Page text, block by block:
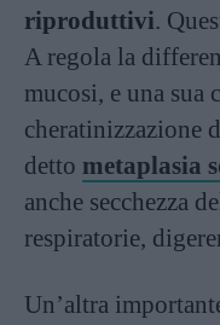
riproduttivi.
A regola la
mucosi, e una sua
cheratinizzazione
detto metaplasia
anche secchezza
respiratorie,
Un’altra